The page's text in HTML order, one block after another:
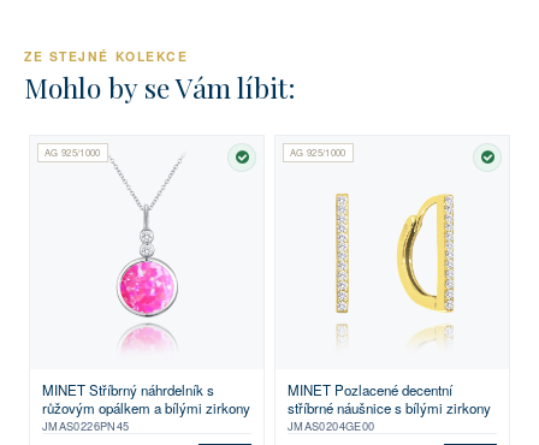
ZE STEJNÉ KOLEKCE
Mohlo by se Vám líbit:
AG 925/1000
SKLADEM
MINET Stříbrný náhrdelník s
růžovým opálkem a bílými zirkony
JMAS0226PN45
AG 925/1000
MINET Pozlacené decentní
stříbrné náušnice s bílými zirkony
JMAS0204GE00